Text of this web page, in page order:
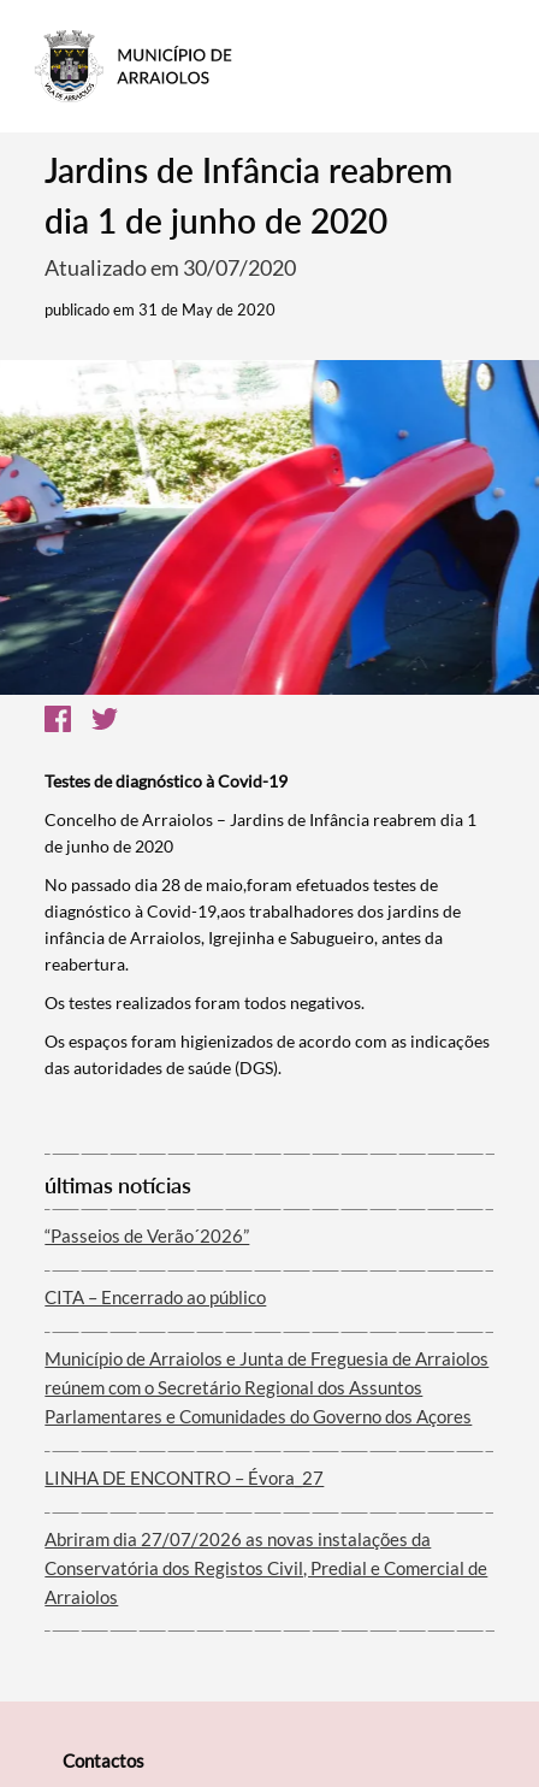
Termo de Pesquisa
Categorias gerais
Filtros
Jardins de Infância reabrem
dia 1 de junho de 2020
Atualizado em 30/07/2020
publicado em 31 de May de 2020
Testes de diagnóstico à Covid-19
Concelho de Arraiolos – Jardins de Infância reabrem dia 1
de junho de 2020
No passado dia 28 de maio,foram efetuados testes de
diagnóstico à Covid-19,aos trabalhadores dos jardins de
infância de Arraiolos, Igrejinha e Sabugueiro, antes da
reabertura.
Os testes realizados foram todos negativos.
Os espaços foram higienizados de acordo com as indicações
das autoridades de saúde (DGS).
últimas notícias
“Passeios de Verão´2026”
CITA – Encerrado ao público
Município de Arraiolos e Junta de Freguesia de Arraiolos
reúnem com o Secretário Regional dos Assuntos
Parlamentares e Comunidades do Governo dos Açores
LINHA DE ENCONTRO – Évora_27
Abriram dia 27/07/2026 as novas instalações da
Conservatória dos Registos Civil, Predial e Comercial de
Arraiolos
Contactos